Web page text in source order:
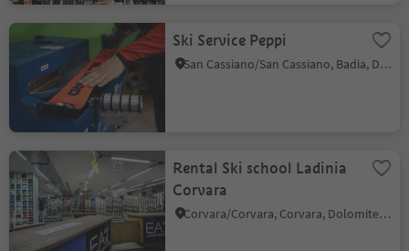
Ski Service Peppi
San Cassiano/San Cassiano, Badia, Dolomites Region Alta Badia
Rental Ski school Ladinia
Corvara
Corvara/Corvara, Corvara, Dolomites Region Alta Badia